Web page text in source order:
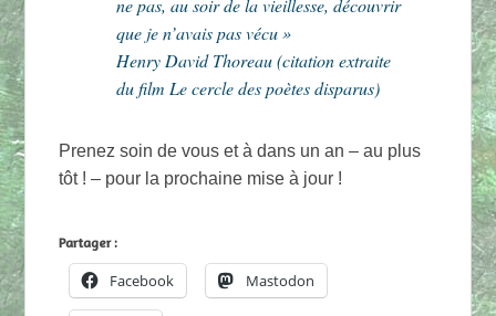
ne pas, au soir de la vieillesse, découvrir
que je n’avais pas vécu »
Henry David Thoreau (citation extraite
du film Le cercle des poètes disparus)
Prenez soin de vous et à dans un an – au plus
tôt ! – pour la prochaine mise à jour !
Partager :
Facebook Mastodon